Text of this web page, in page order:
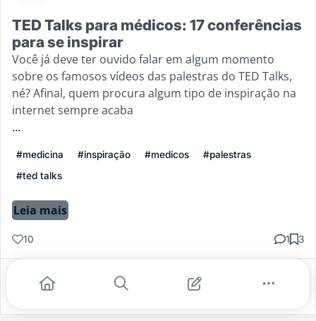
TED Talks para médicos: 17 conferências
para se inspirar
Você já deve ter ouvido falar em algum momento
sobre os famosos vídeos das palestras do TED Talks,
né? Afinal, quem procura algum tipo de inspiração na
internet sempre acaba
...
#medicina #inspiração #medicos
#palestras
#ted talks
Leia mais
10 1 3
Gostei Comentar Salvar